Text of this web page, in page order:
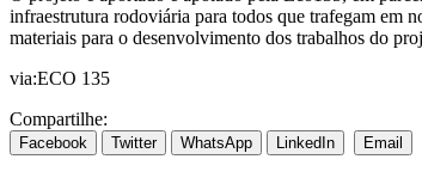
infraestrutura rodoviária para todos que trafegam em
materiais para o desenvolvimento dos trabalhos do
via:ECO 135
Compartilhe:
Facebook Twitter WhatsApp LinkedIn Email